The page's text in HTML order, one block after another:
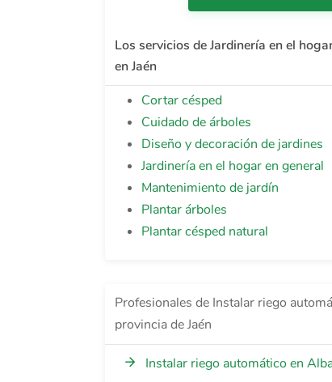
Los servicios de Jardinería en el
en Jaén
Cortar césped
Cuidado de árboles
Diseño y decoración de jardines
Jardinería en el hogar en general
Mantenimiento de jardín
Plantar árboles
Plantar césped natural
Profesionales de Instalar riego
provincia de Jaén
Instalar riego automático en